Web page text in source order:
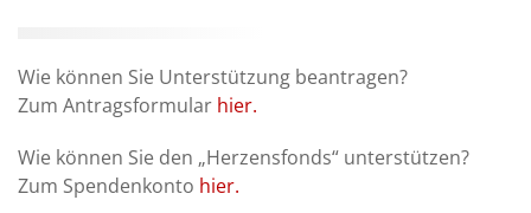
Wie können Sie Unterstützung beantragen?
Zum Antragsformular hier.
Wie können Sie den „Herzensfonds“ unterstützen?
Zum Spendenkonto hier.